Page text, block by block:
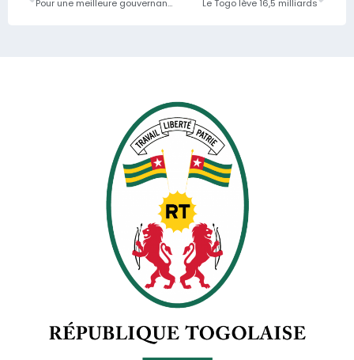
Pour une meilleure gouvernance du secteur pétrolier au Togo, Le Togo lève 16,5 milliards